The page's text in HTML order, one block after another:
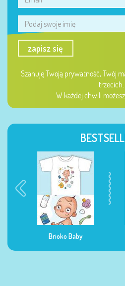
zapisz się
Szanuję Twoją prywatność, Twój
trzecich.
W każdej chwili
Dzienniczek ciąży